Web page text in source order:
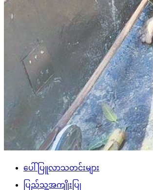
ပေါ်ပြူလာသတင်းများ
ပြည်သူ့အကျိုးပြု